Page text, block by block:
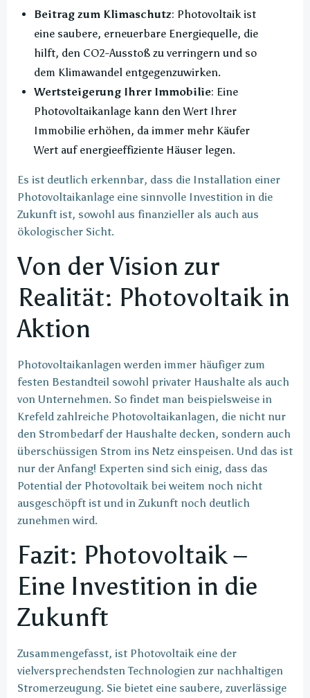
Beitrag zum Klimaschutz: Photovoltaik ist
eine saubere, erneuerbare Energiequelle, die
hilft, den CO2-Ausstoß zu verringern und so
dem Klimawandel entgegenzuwirken.
Wertsteigerung Ihrer Immobilie: Eine
Photovoltaikanlage kann den Wert Ihrer
Immobilie erhöhen, da immer mehr Käufer
Wert auf energieeffiziente Häuser legen.
Es ist deutlich erkennbar, dass die Installation einer
Photovoltaikanlage eine sinnvolle Investition in die
Zukunft ist, sowohl aus finanzieller als auch aus
ökologischer Sicht.
Von der Vision zur
Realität: Photovoltaik in
Aktion
Photovoltaikanlagen werden immer häufiger zum
festen Bestandteil sowohl privater Haushalte als auch
von Unternehmen. So findet man beispielsweise in
Krefeld zahlreiche Photovoltaikanlagen, die nicht nur
den Strombedarf der Haushalte decken, sondern auch
überschüssigen Strom ins Netz einspeisen. Und das ist
nur der Anfang! Experten sind sich einig, dass das
Potential der Photovoltaik bei weitem noch nicht
ausgeschöpft ist und in Zukunft noch deutlich
zunehmen wird.
Fazit: Photovoltaik –
Eine Investition in die
Zukunft
Zusammengefasst, ist Photovoltaik eine der
vielversprechendsten Technologien zur nachhaltigen
Stromerzeugung. Sie bietet eine saubere, zuverlässige